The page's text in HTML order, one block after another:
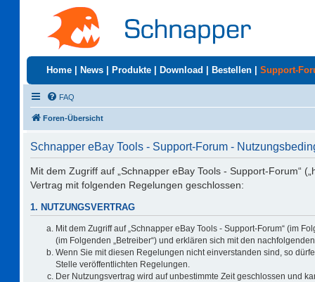
Home News Produkte Download Bestellen Support-
FAQ
Foren-Übersicht
Schnapper eBay Tools - Support-Forum -
Mit dem Zugriff auf „Schnapper eBay Tools - Support-Forum“
Vertrag mit folgenden Regelungen geschlossen:
1. NUTZUNGSVERTRAG
Mit dem Zugriff auf „Schnapper eBay Tools - Support-Forum“ (im
(im Folgenden „Betreiber“) und erklären sich mit den
Wenn Sie mit diesen Regelungen nicht einverstanden sind, so
Stelle veröffentlichten Regelungen.
Der Nutzungsvertrag wird auf unbestimmte Zeit geschlossen und